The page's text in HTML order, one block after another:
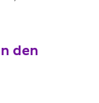
den